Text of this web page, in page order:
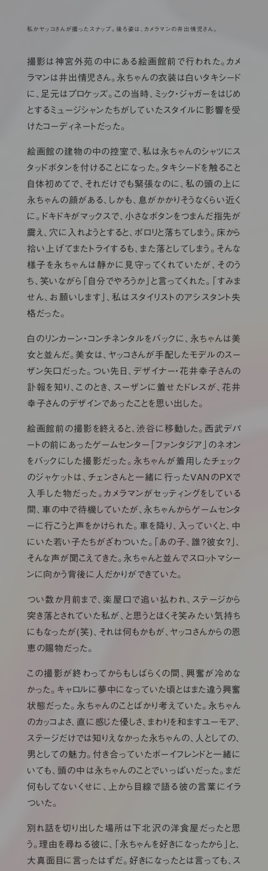
私かヤッコさんが撮ったスナップ。後ろ姿は、カメラマンの井出情児さん。
撮影は神宮外苑の中にある絵画館前で行われた。カメ
ラマンは井出情児さん。永ちゃんの衣装は白いタキシード
に、足元はプロケッズ。この当時、ミック・ジャガーをはじめ
とするミュージシャンたちがしていたスタイルに影響を受
けたコーディネートだった。
絵画館の建物の中の控室で、私は永ちゃんのシャツにス
タッドボタンを付けることになった。タキシードを触ること
自体初めてで、それだけでも緊張なのに、私の頭の上に
永ちゃんの顔がある、しかも、息がかかりそうなくらい近く
に。ドキドキがマックスで、小さなボタンをつまんだ指先が
震え、穴に入れようとすると、ポロリと落ちてしまう。床から
拾い上げてまたトライするも、また落としてしまう。そんな
様子を永ちゃんは静かに見守ってくれていたが、そのう
ち、笑いながら「自分でやろうか」と言ってくれた。「すみま
せん、お願いします」、私はスタイリストのアシスタント失
格だった。
白のリンカーン・コンチネンタルをバックに、永ちゃんは美
女と並んだ。美女は、ヤッコさんが手配したモデルのスー
ザン矢口だった。つい先日、デザイナー・花井幸子さんの
訃報を知り、このとき、スーザンに着せたドレスが、花井
幸子さんのデザインであったことを思い出した。
絵画館前の撮影を終えると、渋谷に移動した。西武デパ
ートの前にあったゲームセンター「ファンタジア」のネオン
をバックにした撮影だった。永ちゃんが着用したチェック
のジャケットは、チェンさんと一緒に行ったVANのPXで
入手した物だった。カメラマンがセッティングをしている
間、車の中で待機していたが、永ちゃんからゲームセンタ
ーに行こうと声をかけられた。車を降り、入っていくと、中
にいた若い子たちがざわついた。「あの子、誰？彼女？」、
そんな声が聞こえてきた。永ちゃんと並んでスロットマシー
ンに向かう背後に人だかりができていた。
つい数か月前まで、楽屋口で追い払われ、ステージから
突き落とされていた私が、と思うとほくそ笑みたい気持ち
にもなったが(笑)、それは何もかもが、ヤッコさんからの恩
恵の賜物だった。
この撮影が終わってからもしばらくの間、興奮が冷めな
かった。キャロルに夢中になっていた頃とはまた違う興奮
状態だった。永ちゃんのことばかり考えていた。永ちゃん
のカッコよさ、直に感じた優しさ、まわりを和ますユーモア、
ステージだけでは知りえなかった永ちゃんの、人としての、
男としての魅力。付き合っていたボーイフレンドと一緒に
いても、頭の中は永ちゃんのことでいっぱいだった。まだ
何もしてないくせに、上から目線で語る彼の言葉にイラ
ついた。
別れ話を切り出した場所は下北沢の洋食屋だったと思
う。理由を尋ねる彼に、「永ちゃんを好きになったから」と、
大真面目に言ったはずだ。好きになったとは言っても、ス